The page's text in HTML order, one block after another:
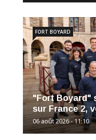
"Fort Boyard"
sur France 2,
06 août 2026 - 11:10
FORT BOYARD